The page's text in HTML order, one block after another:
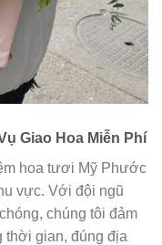
Giao Hoa Miễn Phí
hoa tươi Mỹ Phước
vực. Với đội ngũ
chúng tôi đảm
thời gian, đúng địa